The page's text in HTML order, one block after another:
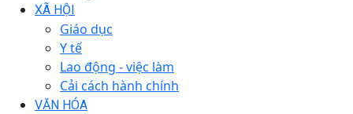
XÃ HỘI
Giáo dục
Y tế
Lao động - việc làm
Cải cách hành chính
VĂN HÓA